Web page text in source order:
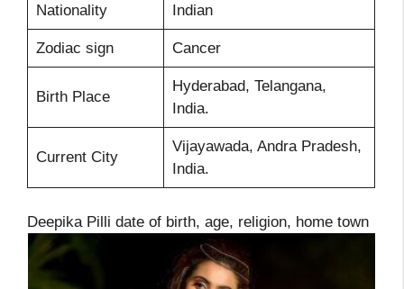
Nationality Indian
Zodiac sign Cancer
Birth Place
Hyderabad, Telangana,
India.
Current City
Vijayawada, Andra Pradesh,
India.
Deepika Pilli date of birth, age, religion, home town